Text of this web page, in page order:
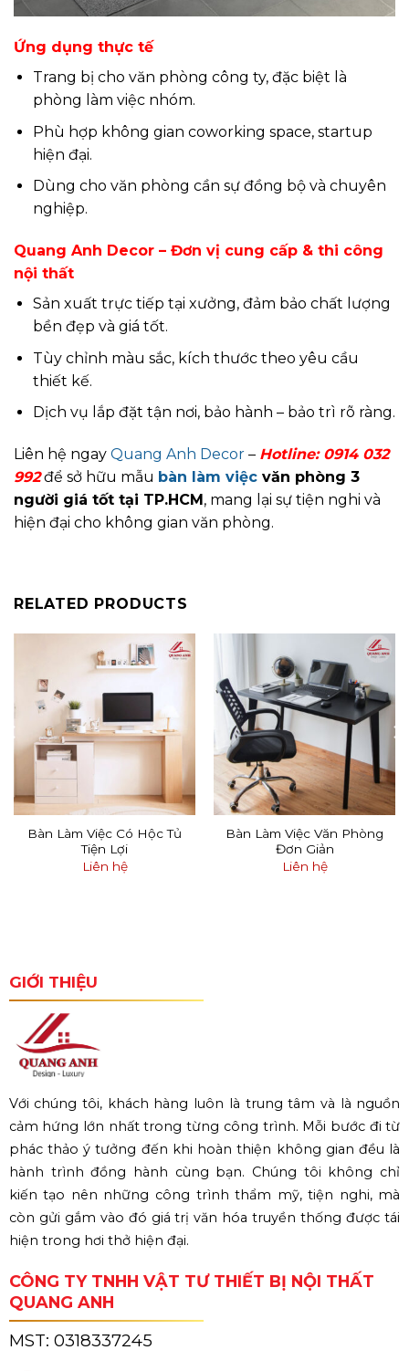
Ứng dụng thực tế
Trang bị cho văn phòng công ty, đặc biệt là
phòng làm việc nhóm.
Phù hợp không gian coworking space, startup
hiện đại.
Dùng cho văn phòng cần sự đồng bộ và chuyên
nghiệp.
Quang Anh Decor – Đơn vị cung cấp & thi công
nội thất
Sản xuất trực tiếp tại xưởng, đảm bảo chất lượng
bền đẹp và giá tốt.
Tùy chỉnh màu sắc, kích thước theo yêu cầu
thiết kế.
Dịch vụ lắp đặt tận nơi, bảo hành – bảo trì rõ ràng.
Liên hệ ngay Quang Anh Decor – Hotline: 0914 032
992để sở hữu mẫu bàn làm việc văn phòng 3
người giá tốt tại TP.HCM, mang lại sự tiện nghi và
hiện đại cho không gian văn phòng.
RELATED PRODUCTS
Bàn Làm Việc Có Hộc Tủ
Tiện Lợi
Liên hệ
Bàn Làm Việc Văn Phòng
Đơn Giản
Liên hệ
GIỚI THIỆU
Với chúng tôi, khách hàng luôn là trung tâm và là nguồn
cảm hứng lớn nhất trong từng công trình. Mỗi bước đi từ
phác thảo ý tưởng đến khi hoàn thiện không gian đều là
hành trình đồng hành cùng bạn. Chúng tôi không chỉ
kiến tạo nên những công trình thẩm mỹ, tiện nghi, mà
còn gửi gắm vào đó giá trị văn hóa truyền thống được tái
hiện trong hơi thở hiện đại.
CÔNG TY TNHH VẬT TƯ THIẾT BỊ NỘI THẤT
QUANG ANH
MST: 0318337245